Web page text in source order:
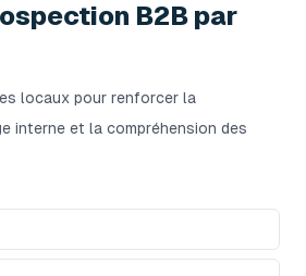
B2B par
locaux pour renforcer la
interne et la compréhension des